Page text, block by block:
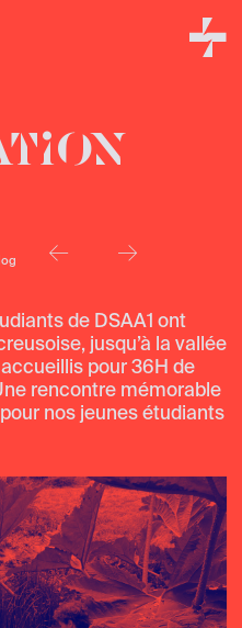
↢ ↣
de DSAA1 ont
jusqu’à la vallée
pour 36H de
rencontre mémorable
nos jeunes étudiants